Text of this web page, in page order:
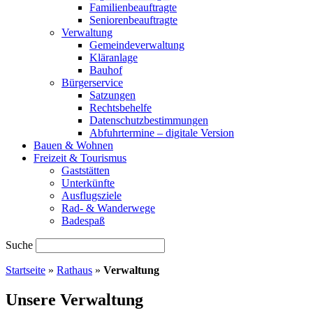
Familienbeauftragte
Seniorenbeauftragte
Verwaltung
Gemeindeverwaltung
Kläranlage
Bauhof
Bürgerservice
Satzungen
Rechtsbehelfe
Datenschutzbestimmungen
Abfuhrtermine – digitale Version
Bauen & Wohnen
Freizeit & Tourismus
Gaststätten
Unterkünfte
Ausflugsziele
Rad- & Wanderwege
Badespaß
Suche
Startseite » Rathaus » Verwaltung
Unsere Verwaltung